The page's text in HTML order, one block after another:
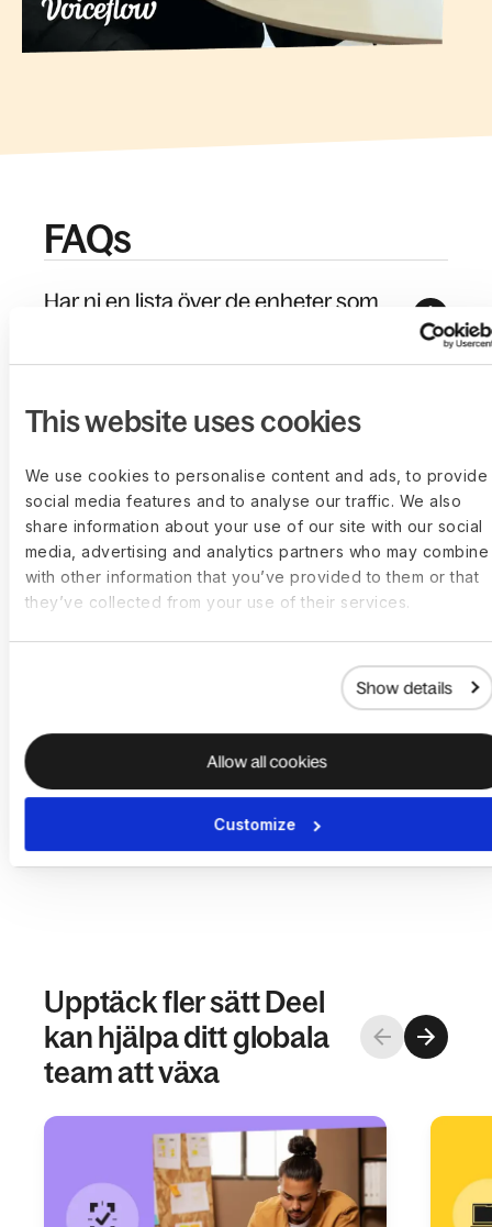
This website uses cookies
We use cookies to personalise content and ads, to provide
social media features and to analyse our traffic. We also
share information about your use of our site with our social
media, advertising and analytics partners who may combine
with other information that you’ve provided to them or that
they’ve collected from your use of their services.
Show details
Allow all cookies
Customize
FAQs
Har ni en lista över de enheter som
Hur kan den anställde/konsulten
Betalar kunden en deposition för att
hyra utrustning via Hofy?
utrustningsföremål skadas? Finns
Om utrustningen är slut i lager, kan en
ersättningsenhet beställas?
Upptäck fler sätt Deel
kan hjälpa ditt globala
team att växa